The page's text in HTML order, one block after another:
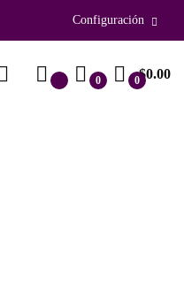
Configuración
0$0.00
0